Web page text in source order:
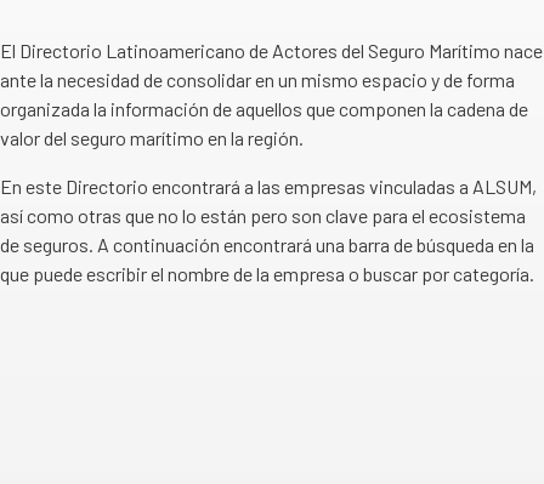
El Directorio Latinoamericano de Actores del Seguro Marítimo nace
ante la necesidad de consolidar en un mismo espacio y de forma
organizada la información de aquellos que componen la cadena de
valor del seguro marítimo en la región.
En este Directorio encontrará a las empresas vinculadas a ALSUM,
así como otras que no lo están pero son clave para el ecosistema
de seguros. A continuación encontrará una barra de búsqueda en la
que puede escribir el nombre de la empresa o buscar por categoría.